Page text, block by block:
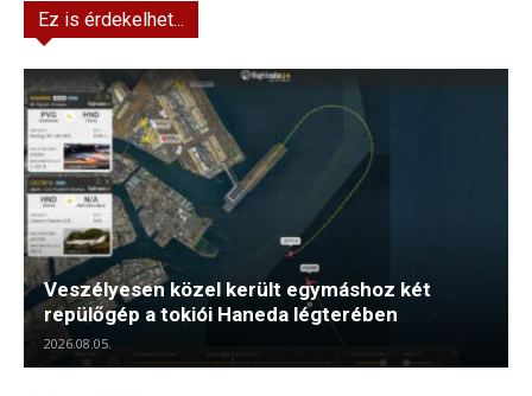
Ez is érdekelhet...
Veszélyesen közel került egymáshoz két
repülőgép a tokiói Haneda légterében
2026.08.05.